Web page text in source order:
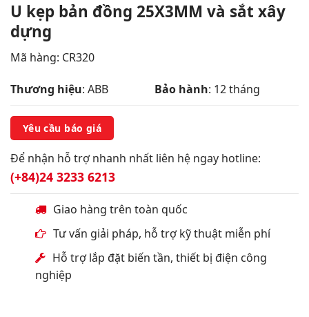
U kẹp bản đồng 25X3MM và sắt xây
dựng
Mã hàng: CR320
Thương hiệu: ABB Bảo hành: 12 tháng
Yêu cầu báo giá
Để nhận hỗ trợ nhanh nhất liên hệ ngay hotline:
(+84)24 3233 6213
Giao hàng trên toàn quốc
Tư vấn giải pháp, hỗ trợ kỹ thuật miễn phí
Hỗ trợ lắp đặt biến tần, thiết bị điện công
nghiệp